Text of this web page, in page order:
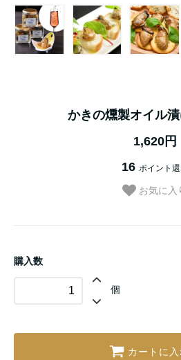
かきの燻製オイル
1,620円
16 ポイント
お気に入
購入数
個
カートに入